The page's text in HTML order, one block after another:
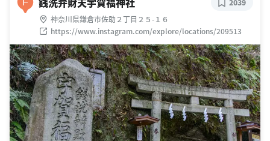
神奈川県鎌倉市佐助２丁目２５-１６
https://www.instagram.com/explore/locations/209513